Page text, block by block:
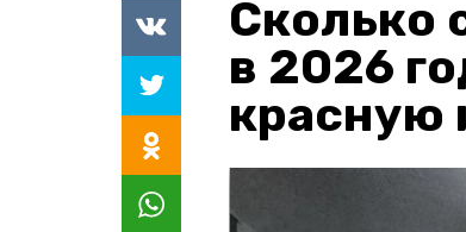
Сколько
в 2026
красную